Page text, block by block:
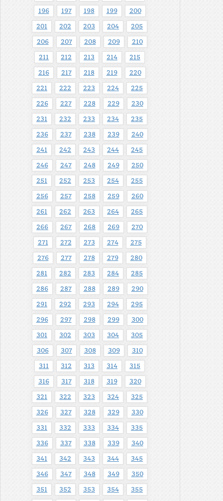
196 197 198 199 200
201 202 203 204 205
206 207 208 209 210
211 212 213 214 215
216 217 218 219 220
221 222 223 224 225
226 227 228 229 230
231 232 233 234 235
236 237 238 239 240
241 242 243 244 245
246 247 248 249 250
251 252 253 254 255
256 257 258 259 260
261 262 263 264 265
266 267 268 269 270
271 272 273 274 275
276 277 278 279 280
281 282 283 284 285
286 287 288 289 290
291 292 293 294 295
296 297 298 299 300
301 302 303 304 305
306 307 308 309 310
311 312 313 314 315
316 317 318 319 320
321 322 323 324 325
326 327 328 329 330
331 332 333 334 335
336 337 338 339 340
341 342 343 344 345
346 347 348 349 350
351 352 353 354 355